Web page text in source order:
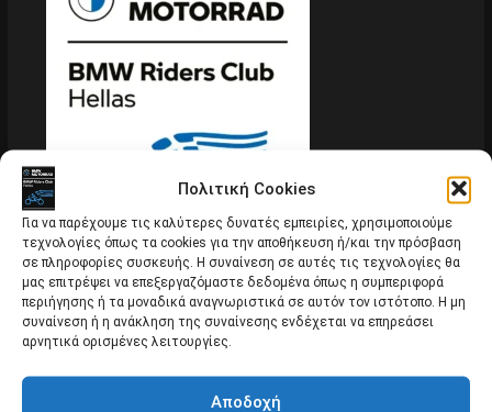
Πολιτική Cookies
Για να παρέχουμε τις καλύτερες δυνατές εμπειρίες, χρησιμοποιούμε
τεχνολογίες όπως τα cookies για την αποθήκευση ή/και την πρόσβαση
σε πληροφορίες συσκευής. Η συναίνεση σε αυτές τις τεχνολογίες θα
μας επιτρέψει να επεξεργαζόμαστε δεδομένα όπως η συμπεριφορά
περιήγησης ή τα μοναδικά αναγνωριστικά σε αυτόν τον ιστότοπο. Η μη
συναίνεση ή η ανάκληση της συναίνεσης ενδέχεται να επηρεάσει
αρνητικά ορισμένες λειτουργίες.
Αποδοχή
Εκδήλωση “Πνεύματος και Οινοπνεύματος”
Εκδηλώσεις